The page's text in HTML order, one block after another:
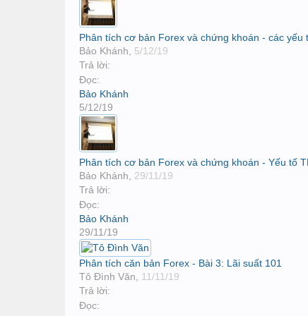
Phân tích cơ bản Forex và chứng khoán - các
Bảo Khánh
5/12/19
Trả lời:
Đọc:
Bảo Khánh
5/12/19
Phân tích cơ bản Forex và chứng khoán - Yếu tố
Bảo Khánh
29/11/19
Trả lời:
Đọc:
Bảo Khánh
29/11/19
Phân tích căn bản Forex - Bài 3: Lãi suất 101
Tô Đình Văn
11/11/19
Trả lời:
Đọc: